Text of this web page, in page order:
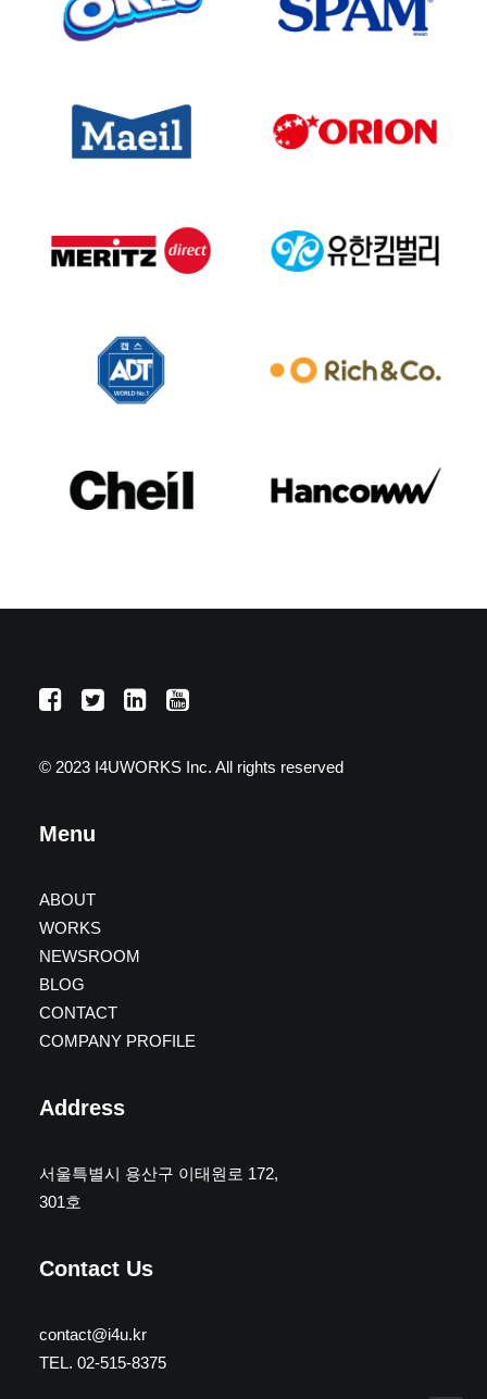
© 2023 I4UWORKS Inc. All rights reserved
Menu
ABOUT
WORKS
NEWSROOM
BLOG
CONTACT
COMPANY PROFILE
Address
서울특별시 용산구 이태원로 172,
301호
Contact Us
contact@i4u.kr
TEL. 02-515-8375